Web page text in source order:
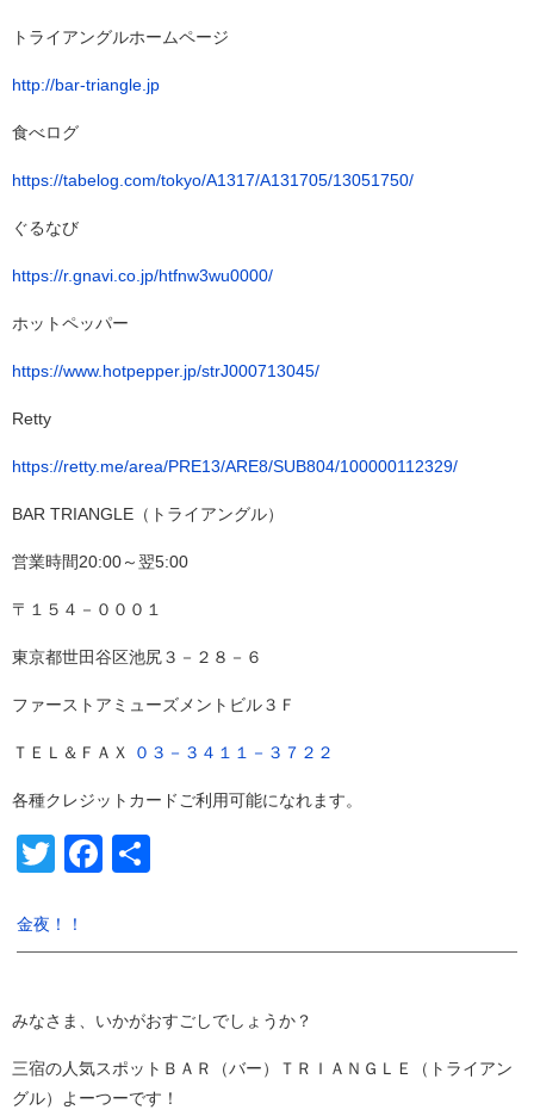
トライアングルホームページ
http://bar-triangle.jp
食べログ
https://tabelog.com/tokyo/A1317/A131705/13051750/
ぐるなび
https://r.gnavi.co.jp/htfnw3wu0000/
ホットペッパー
https://www.hotpepper.jp/strJ000713045/
Retty
https://retty.me/area/PRE13/ARE8/SUB804/100000112329/
BAR TRIANGLE（トライアングル）
営業時間20:00～翌5:00
〒１５４－０００１
東京都世田谷区池尻３－２８－６
ファーストアミューズメントビル３Ｆ
ＴＥＬ＆ＦＡＸ ０３－３４１１－３７２２
各種クレジットカードご利用可能になれます。
TwitterFacebook
金夜！！
みなさま、いかがおすごしでしょうか？
三宿の人気スポットＢＡＲ（バー）ＴＲＩＡＮＧＬＥ（トライアン
グル）よーつーです！